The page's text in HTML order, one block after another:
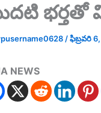
భర్తతో
/ఫిబ్రవరి
NEWS